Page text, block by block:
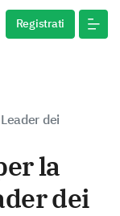
Registrati
dei
la
dei